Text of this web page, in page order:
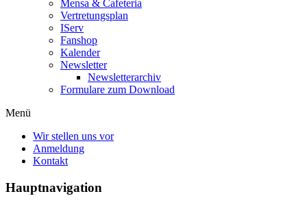
Mensa & Cafeteria
Vertretungsplan
IServ
Fanshop
Kalender
Newsletter
Newsletterarchiv
Formulare zum Download
Menü
Wir stellen uns vor
Anmeldung
Kontakt
Hauptnavigation